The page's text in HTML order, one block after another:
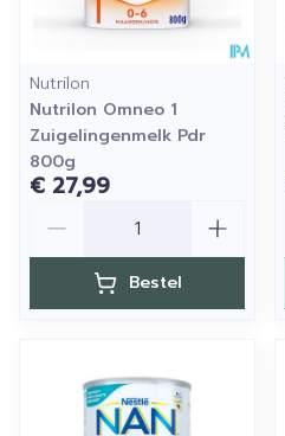
Nutrilon
Nutrilon Omneo 1
Zuigelingenmelk Pdr
800g
€ 27,99
Bestel